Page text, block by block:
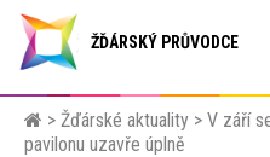
ŽĎÁRSKÝ PRŮVODCE
> Žďárské aktuality > V září
pavilonu uzavře úplně